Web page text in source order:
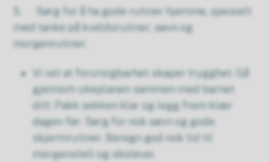
5. Sørg for å ha gode rutiner hjemme, spesielt
med tanke på kveldsrutiner, søvn og
morgenrutiner.
Vi vet at forutsigbarhet skaper trygghet. Gå
gjennom ukeplanen sammen med barnet
ditt. Pakk sekken klar og legg frem klær
dagen før. Sørg for nok søvn og gode
skjermrutiner. Beregn god nok tid til
morgenstell og skolevei.